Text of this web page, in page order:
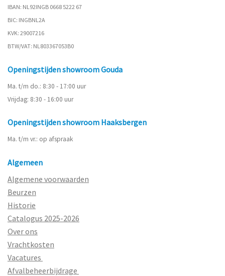
IBAN: NL92INGB 0668 5222 67
BIC: INGBNL2A
KVK: 29007216
BTW/VAT: NL803367053B0
Openingstijden showroom Gouda
Ma. t/m do.: 8:30 - 17:00 uur
Vrijdag: 8:30 - 16:00 uur
Openingstijden showroom Haaksbergen
Ma. t/m vr.: op afspraak
Algemeen
Algemene voorwaarden
Beurzen
Historie
Catalogus 2025-2026
Over ons
Vrachtkosten
Vacatures
Afvalbeheerbijdrage